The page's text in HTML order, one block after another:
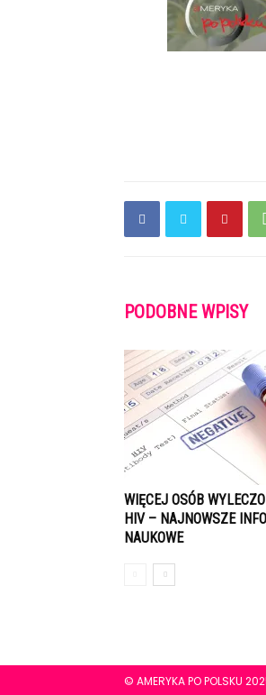
PODOBNE WPISY
WIĘCEJ OSÓB
HIV – NAJNOWSZE
NAUKOWE
© AMERYKA PO POLSKU